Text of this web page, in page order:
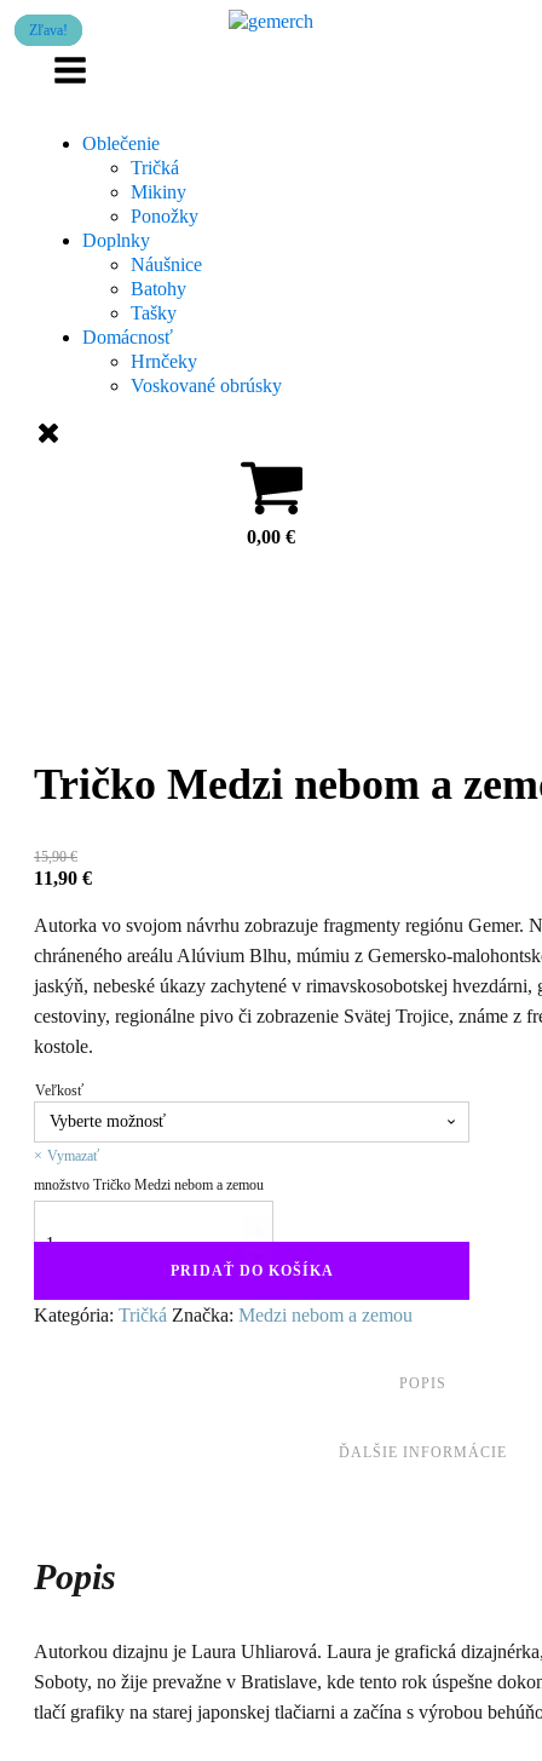
Oblečenie
Tričká
Mikiny
Ponožky
Doplnky
Náušnice
Batohy
Tašky
Domácnosť
Hrnčeky
Voskované obrúsky
0,00 €
Zľava!
Tričko Medzi nebom a
15,90€
11,90 €
Autorka vo svojom návrhu zobrazuje fragmenty regiónu Gemer.
chráneného areálu Alúvium Blhu, múmiu z Gemersko-
jaskýň, nebeské úkazy zachytené v rimavskosobotskej
cestoviny, regionálne pivo či zobrazenie Svätej Trojice, známe z
kostole.
Veľkosť
Vymazať
množstvo Tričko Medzi nebom a zemou
PRIDAŤ DO KOŠÍKA
Kategória: Tričká Značka: Medzi nebom a zemou
POPIS
ĎALŠIE INFORMÁCIE
Popis
Autorkou dizajnu je Laura Uhliarová. Laura je grafická
Soboty, no žije prevažne v Bratislave, kde tento rok úspešne
tlačí grafiky na starej japonskej tlačiarni a začína s výrobou
Zľava!
Zľava!